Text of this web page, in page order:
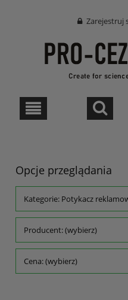
Zarejestruj
Opcje przeglądania
Kategorie: Potykacz
Producent: (wybierz)
Cena: (wybierz)